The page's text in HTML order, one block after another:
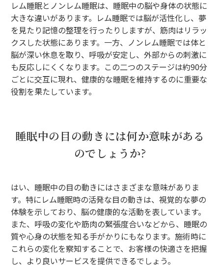
レム睡眠とノンレム睡眠は、睡眠中の脳や身体の状態に
大きな違いがあります。レム睡眠では脳が活性化し、夢
を見たり記憶の整理を行ったりしますが、筋肉はリラッ
クスした状態にあります。一方、ノンレム睡眠では体と
脳が深い休息を取り、呼吸が安定し、外部からの刺激に
も反応しにくくなります。この二つのステージは約90分
ごとに交互に現れ、健康的な睡眠を維持するのに重要な
役割を果たしています。
睡眠中の目の動きには何か意味がある
のでしょうか?
はい、睡眠中の目の動きにはさまざまな意味がありま
す。特にレム睡眠時の活発な目の動きは、視覚的な夢の
体験を示しており、脳の健康的な活動を表しています。
また、呼吸の変化や筋肉の緊張度合いなどから、睡眠の
質や心身の状態を知る手がかりにもなります。施術時に
これらの変化を察知することで、お客様の快適さを把握
し、より良いサービスを提供できるでしょう。